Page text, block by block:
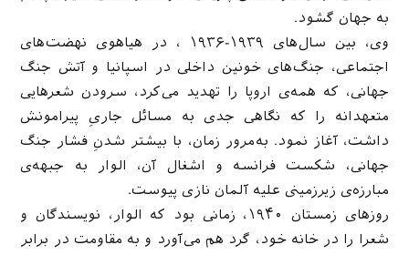
به جهان گشود.
وی، بین سال‌های ۱۹۳۹-۱۹۳۶ ، در هیاهوی نهضت‌های
اجتماعی، جنگ‌های خونین داخلی در اسپانیا و آتش جنگ
جهانی، که همه‌ی اروپا را تهدید می‌کرد، سرودن شعرهایی
متعهدانه‌ را که نگاهی جدی به مسائل جاریِ پیرامونش
داشت، آغاز نمود. به‌مرور زمان، با بیشتر شدنِ فشار جنگ
جهانی، شکست فرانسه و اشغال آن، الوار به جبهه‌ی
مبارزه‌‌ی زیرزمینی علیه آلمان نازی پیوست.
روزهای زمستان ۱۹۴۰، زمانی بود که الوار، نویسندگان و
شعرا را در خانه خود، گرد هم می‌آورد و به مقاومت در برابر